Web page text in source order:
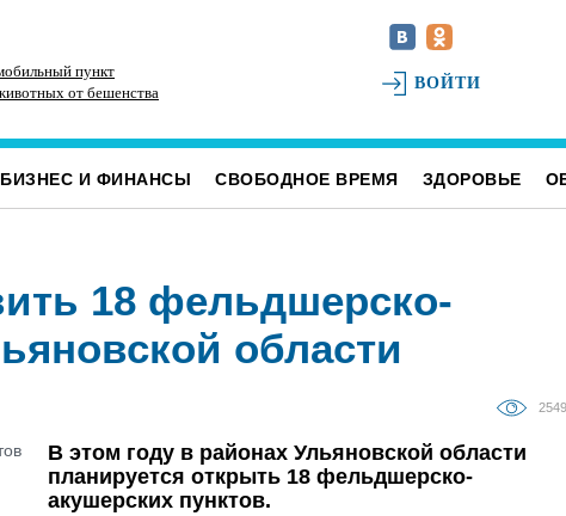
пункт
от бешенства
Расширяют до четырёх полос. Дорожники
вышли на финишную прямую с ремонтом
ВОЙТИ
БИЗНЕС И ФИНАНСЫ СВОБОДНОЕ ВРЕМЯ ЗДОРОВЬЕ
18 фельдшерско-
области
2549
В этом году в районах Ульяновской области
планируется открыть 18 фельдшерско-
акушерских пунктов.